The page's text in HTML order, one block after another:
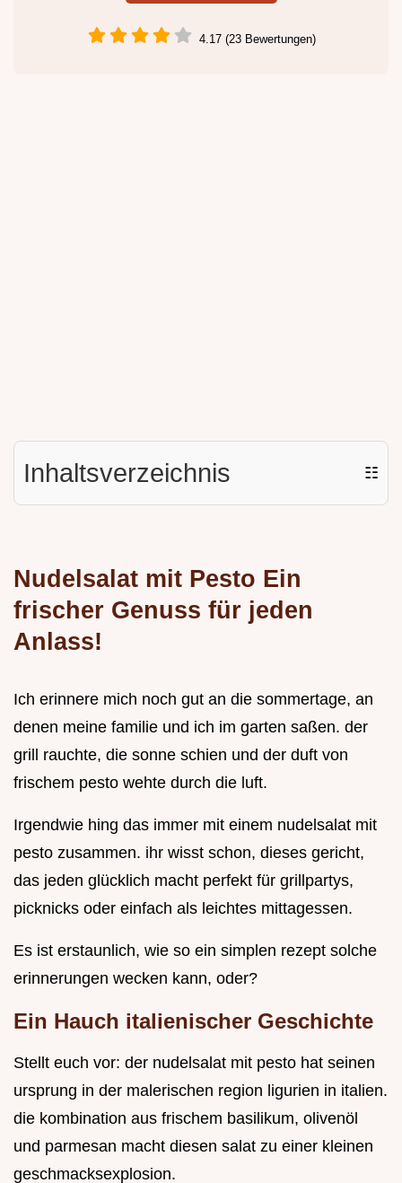
4.17 (23 Bewertungen)
Inhaltsverzeichnis ☷
Nudelsalat mit Pesto Ein
frischer Genuss für jeden
Anlass!
Ich erinnere mich noch gut an die sommertage, an
denen meine familie und ich im garten saßen. der
grill rauchte, die sonne schien und der duft von
frischem pesto wehte durch die luft.
Irgendwie hing das immer mit einem nudelsalat mit
pesto zusammen. ihr wisst schon, dieses gericht,
das jeden glücklich macht perfekt für grillpartys,
picknicks oder einfach als leichtes mittagessen.
Es ist erstaunlich, wie so ein simplen rezept solche
erinnerungen wecken kann, oder?
Ein Hauch italienischer Geschichte
Stellt euch vor: der nudelsalat mit pesto hat seinen
ursprung in der malerischen region ligurien in italien.
die kombination aus frischem basilikum, olivenöl
und parmesan macht diesen salat zu einer kleinen
geschmacksexplosion.